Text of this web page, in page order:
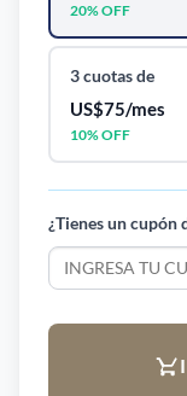
20% OFF
3 cuotas de
US$75/mes
10% OFF
¿Tienes un cupón